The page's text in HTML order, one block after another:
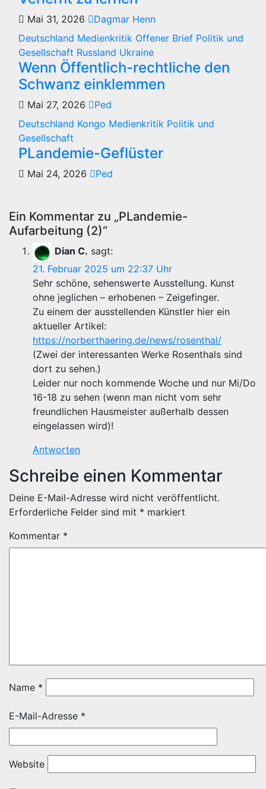
Mai 31, 2026
Dagmar Henn
Deutschland Medienkritik Offener Brief Politik und
Gesellschaft Russland Ukraine
Wenn Öffentlich-rechtliche den
Schwanz einklemmen
Mai 27, 2026
Ped
Deutschland Kongo Medienkritik Politik und
Gesellschaft
PLandemie-Geflüster
Mai 24, 2026 Ped
Ein Kommentar zu „PLandemie-
Aufarbeitung (2)“
Dian C. sagt:
21. Februar 2025 um 22:37 Uhr
Sehr schöne, sehenswerte Ausstellung. Kunst
ohne jeglichen – erhobenen – Zeigefinger.
Zu einem der ausstellenden Künstler hier ein
aktueller Artikel:
https://norberthaering.de/news/rosenthal/
(Zwei der interessanten Werke Rosenthals sind
dort zu sehen.)
Leider nur noch kommende Woche und nur Mi/Do
16-18 zu sehen (wenn man nicht vom sehr
freundlichen Hausmeister außerhalb dessen
eingelassen wird)!
Antworten
Schreibe einen Kommentar
Deine E-Mail-Adresse wird nicht veröffentlicht.
Erforderliche Felder sind mit * markiert
Kommentar *
Name *
E-Mail-Adresse *
Website